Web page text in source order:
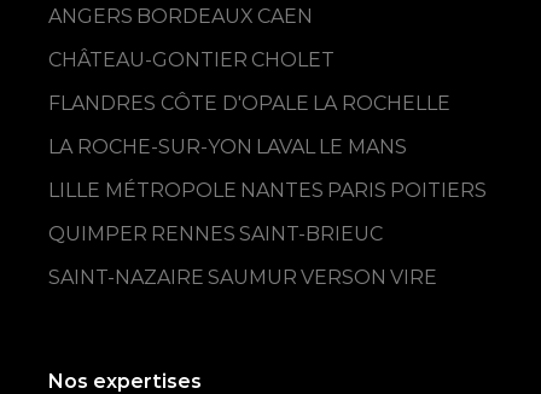
ANGERS BORDEAUX CAEN
CHÂTEAU-GONTIER CHOLET
FLANDRES CÔTE D'OPALE LA ROCHELLE
LA ROCHE-SUR-YON LAVAL LE MANS
LILLE MÉTROPOLE NANTES PARIS POITIERS
QUIMPER RENNES SAINT-BRIEUC
SAINT-NAZAIRE SAUMUR VERSON VIRE
Nos expertises